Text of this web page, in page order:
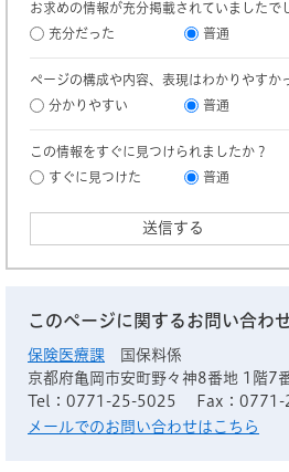
お求めの情報が充分掲載されていましたで
充分だった
普通
ページの構成や内容、表現はわかりやすか
分かりやすい
普通
この情報をすぐに見つけられましたか？
すぐに見つけた
普通
このページに関するお問い合わ
保険医療課
国保料係
京都府亀岡市安町野々神8番地 1階7
Tel：0771-25-5025
Fax：0771-
メールでのお問い合わせはこちら